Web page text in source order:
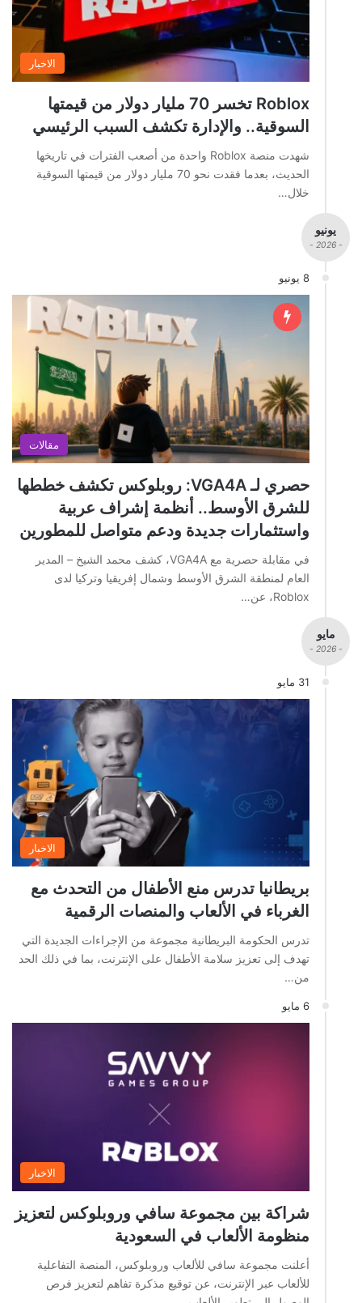
الاخبار
Roblox تخسر 70 مليار دولار من قيمتها
السوقية.. والإدارة تكشف السبب الرئيسي
شهدت منصة Roblox واحدة من أصعب الفترات في تاريخها
الحديث، بعدما فقدت نحو 70 مليار دولار من قيمتها السوقية
خلال…
يونيو
- 2026 -
8 يونيو
مقالات
حصري لـ VGA4A: روبلوكس تكشف خططها
للشرق الأوسط.. أنظمة إشراف عربية
واستثمارات جديدة ودعم متواصل للمطورين
في مقابلة حصرية مع VGA4A، كشف محمد الشيخ – المدير
العام لمنطقة الشرق الأوسط وشمال إفريقيا وتركيا لدى
Roblox، عن…
مايو
- 2026 -
31 مايو
الاخبار
بريطانيا تدرس منع الأطفال من التحدث مع
الغرباء في الألعاب والمنصات الرقمية
تدرس الحكومة البريطانية مجموعة من الإجراءات الجديدة التي
تهدف إلى تعزيز سلامة الأطفال على الإنترنت، بما في ذلك الحد
من…
6 مايو
الاخبار
شراكة بين مجموعة سافي وروبلوكس لتعزيز
منظومة الألعاب في السعودية
أعلنت مجموعة سافي للألعاب وروبلوكس، المنصة التفاعلية
للألعاب عبر الإنترنت، عن توقيع مذكرة تفاهم لتعزيز فرص